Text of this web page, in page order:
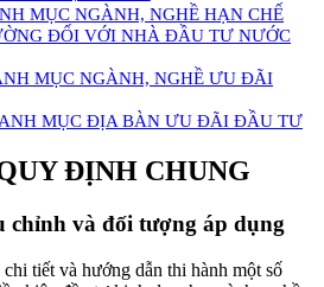
MỤC NGÀNH, NGHỀ HẠN CHẾ
ĐỐI VỚI NHÀ ĐẦU TƯ NƯỚC
MỤC NGÀNH, NGHỀ ƯU ĐÃI
MỤC ĐỊA BÀN ƯU ĐÃI ĐẦU TƯ
ĐỊNH CHUNG
chỉnh và đối tượng áp dụng
tiết và hướng dẫn thi hành một số